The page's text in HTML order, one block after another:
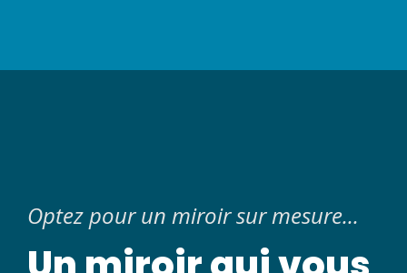
Optez pour un miroir sur mesure...